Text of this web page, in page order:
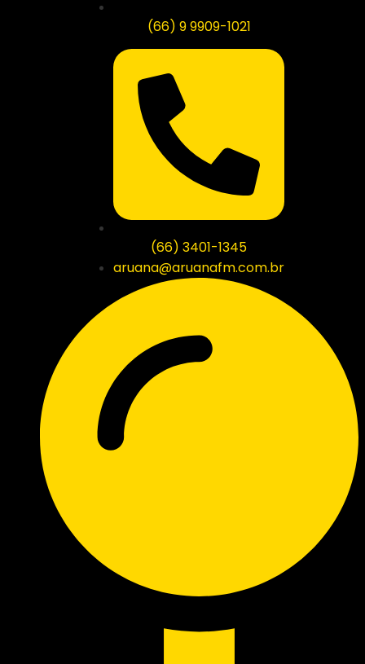
(66) 9 9909-1021
(66) 3401-1345
aruana@aruanafm.com.br